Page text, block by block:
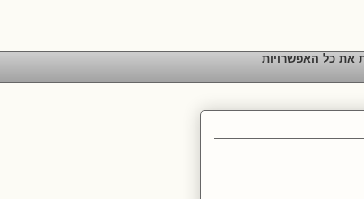
את כל האפשרויות